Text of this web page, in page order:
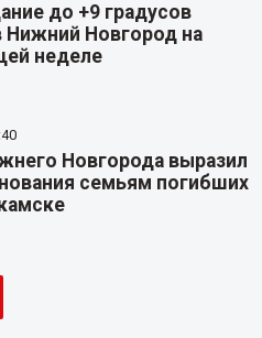
до +9 градусов
Нижний Новгород на
неделе
Новгорода выразил
семьям погибших